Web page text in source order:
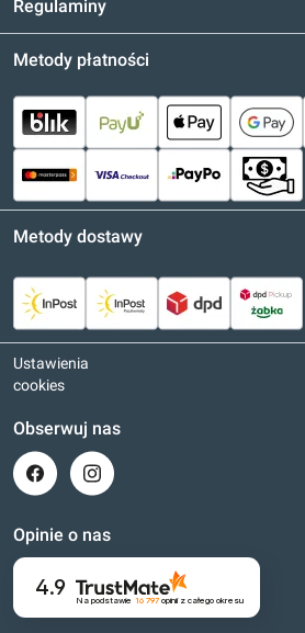
Regulaminy
Metody płatności
Metody dostawy
Ustawienia
cookies
Obserwuj nas
Opinie o nas
4.9
Na podstawie 16 797opinii z całego okresu